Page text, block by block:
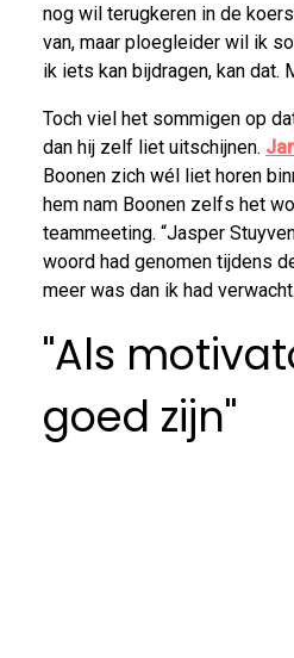
nog wil terugkeren in de
van, maar ploegleider wil ik
ik iets kan bijdragen, kan dat.
Toch viel het sommigen op
dan hij zelf liet uitschijnen.
Boonen zich wél liet horen
hem nam Boonen zelfs het
teammeeting. “Jasper
woord had genomen tijdens
meer was dan ik had
"Als
goed zijn"